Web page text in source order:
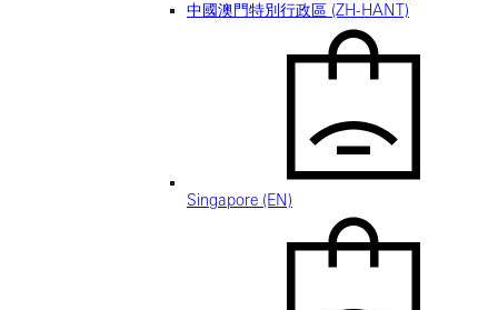
中國澳門特別行政區 (ZH-HANT)
Singapore (EN)